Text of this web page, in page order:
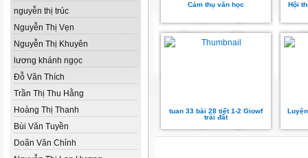
nguyễn thị trúc
Nguyễn Thị Vẹn
Nguyễn Thị Khuyên
lương khánh ngọc
Đỗ Văn Thích
Trần Thị Thu Hằng
Hoàng Thị Thanh
Bùi Văn Tuyền
Doãn Văn Chỉnh
Cảm thụ văn học Hội
tuan 33 bài 28 tiết 1-2 Giowf
trái đất